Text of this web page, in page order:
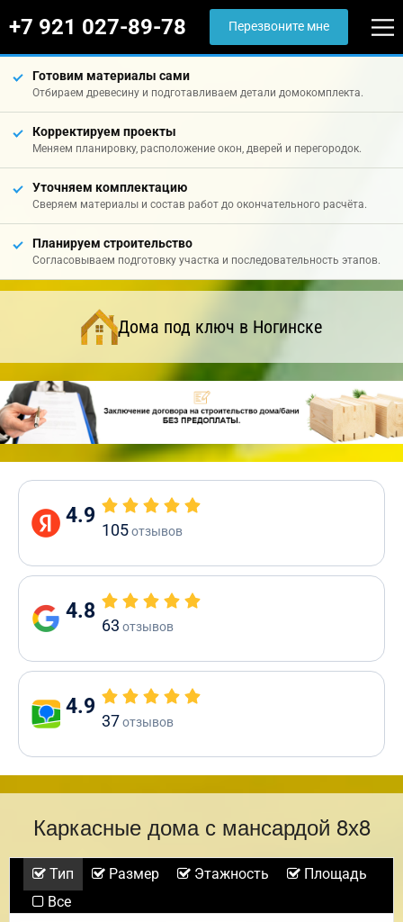
+7 921 027-89-78 Перезвоните мне
Готовим материалы сами
Отбираем древесину и подготавливаем детали домокомплекта.
Корректируем проекты
Меняем планировку, расположение окон, дверей и перегородок.
Уточняем комплектацию
Сверяем материалы и состав работ до окончательного расчёта.
Планируем строительство
Согласовываем подготовку участка и последовательность этапов.
Дома под ключ в Ногинске
4.9
105отзывов
4.8
63 отзывов
4.9
37отзывов
Каркасные дома с мансардой 8х8
Тип Размер Этажность
Площадь
Все